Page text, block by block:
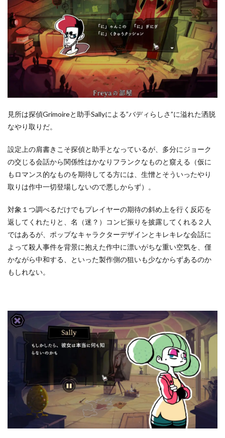
見所は探偵Grimoireと助手Sallyによる”バディらしさ”に溢れた洒脱
なやり取りだ。
設定上の肩書きこそ探偵と助手となっているが、多分にジョーク
の交じる会話から関係性はかなりフランクなものと窺える（仮に
もロマンス的なものを期待してる方には、生憎とそういったやり
取りは作中一切登場しないので悪しからず）。
対象１つ調べるだけでもプレイヤーの期待の斜め上を行く反応を
返してくれたりと、名（迷？）コンビ振りを披露してくれる２人
ではあるが、ポップなキャラクターデザインとキレキレな会話に
よって殺人事件を背景に抱えた作中に漂いがちな重い空気を、僅
かながら中和する、といった製作側の狙いも少なからずあるのか
もしれない。